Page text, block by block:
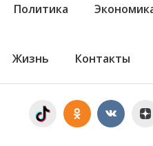
Политика
Жизнь Контакты